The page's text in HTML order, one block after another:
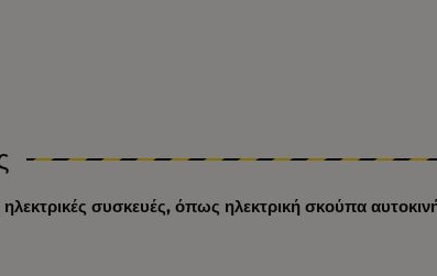
συσκευές, όπως ηλεκτρική σκούπα